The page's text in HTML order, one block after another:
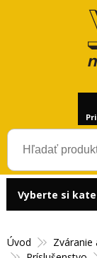
Úvod Zváranie
Vyberte si